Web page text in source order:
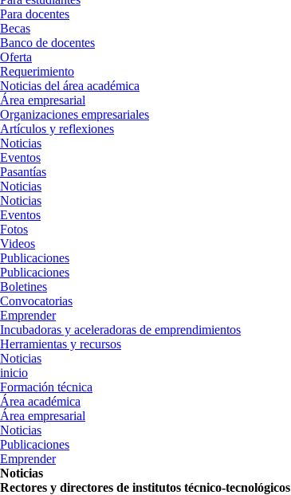
Para docentes
Becas
Banco de docentes
Oferta
Requerimiento
Noticias del área académica
Área empresarial
Organizaciones empresariales
Artículos y reflexiones
Noticias
Eventos
Pasantías
Noticias
Noticias
Eventos
Fotos
Videos
Publicaciones
Publicaciones
Boletines
Convocatorias
Emprender
Incubadoras y aceleradoras de emprendimientos
Herramientas y recursos
Noticias
inicio
Formación técnica
Área académica
Área empresarial
Noticias
Publicaciones
Emprender
Noticias
Rectores y directores de institutos técnico-